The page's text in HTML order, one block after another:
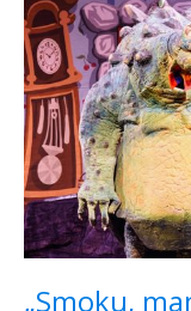
„Smoku,
oku”
–
wydarzenie
kulturalno-
językowe
w
Hull